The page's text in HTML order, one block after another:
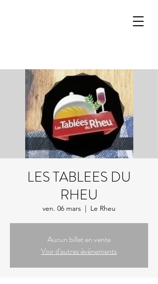
LES TABLEES DU
RHEU
ven. 06 mars
  |
Le Rheu
Aucun billet en vente
Voir d'autres événements